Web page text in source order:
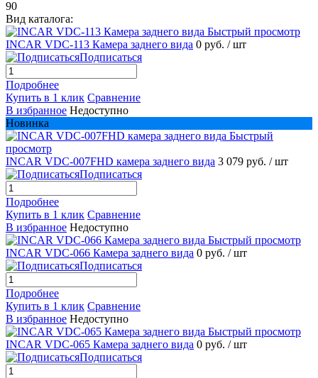
90
Вид каталога:
Быстрый просмотр
INCAR VDC-113 Камера заднего вида 0 руб. / шт
Подписаться
Подробнее
Купить в 1 клик Сравнение
В избранное Недоступно
Новинка
Быстрый
просмотр
INCAR VDC-007FHD камера заднего вида 3 079 руб. / шт
Подписаться
Подробнее
Купить в 1 клик Сравнение
В избранное Недоступно
Быстрый просмотр
INCAR VDC-066 Камера заднего вида 0 руб. / шт
Подписаться
Подробнее
Купить в 1 клик Сравнение
В избранное Недоступно
Быстрый просмотр
INCAR VDC-065 Камера заднего вида 0 руб. / шт
Подписаться